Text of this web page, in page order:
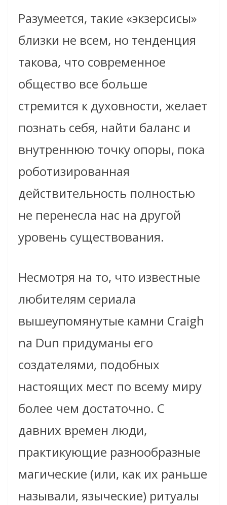
Разумеется, такие «экзерсисы»
близки не всем, но тенденция
такова, что современное
общество все больше
стремится к духовности, желает
познать себя, найти баланс и
внутреннюю точку опоры, пока
роботизированная
действительность полностью
не перенесла нас на другой
уровень существования.
Несмотря на то, что известные
любителям сериала
вышеупомянутые камни Craigh
na Dun придуманы его
создателями, подобных
настоящих мест по всему миру
более чем достаточно. С
давних времен люди,
практикующие разнообразные
магические (или, как их раньше
называли, языческие) ритуалы